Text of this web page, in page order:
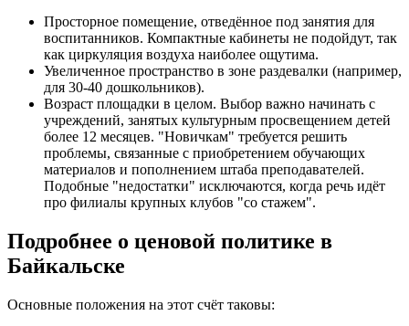
Просторное помещение, отведённое под занятия для
воспитанников. Компактные кабинеты не подойдут, так
как циркуляция воздуха наиболее ощутима.
Увеличенное пространство в зоне раздевалки (например,
для 30-40 дошкольников).
Возраст площадки в целом. Выбор важно начинать с
учреждений, занятых культурным просвещением детей
более 12 месяцев. "Новичкам" требуется решить
проблемы, связанные с приобретением обучающих
материалов и пополнением штаба преподавателей.
Подобные "недостатки" исключаются, когда речь идёт
про филиалы крупных клубов "со стажем".
Подробнее о ценовой политике в
Байкальске
Основные положения на этот счёт таковы: